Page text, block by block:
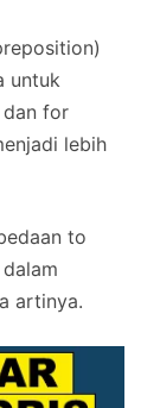
untuk
dan for
lebih
to
artinya.